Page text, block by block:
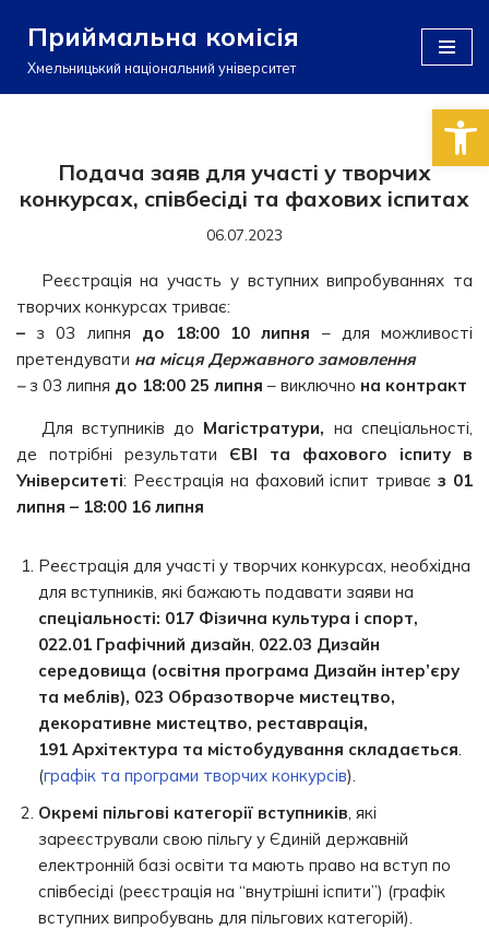
Перейти
Приймальна комісія
Хмельницький національний університет
Подача заяв для участі у творчих
конкурсах, співбесіді та фахових іспитах
06.07.2023
Реєстрація на участь у вступних випробуваннях та
творчих конкурсах триває:
– з 03 липня до 18:00 10 липня – для можливості
претендувати на місця Державного замовлення
– з 03 липня до 18:00 25 липня – виключно на контракт
Для вступників до Магістратури, на спеціальності,
де потрібні результати ЄВІ та фахового іспиту в
Університеті: Реєстрація на фаховий іспит триваєз 01
липня – 18:00 16 липня
Реєстрація для участі у творчих конкурсах, необхідна
для вступників, які бажають подавати заяви на
спеціальності: 017 Фізична культура і спорт,
022.01 Графічний дизайн, 022.03 Дизайн
середовища (освітня програма Дизайн інтер’єру
та меблів), 023 Образотворче мистецтво,
декоративне мистецтво, реставрація,
191 Архітектура та містобудування складається.
(графік та програми творчих конкурсів).
Окремі пільгові категорії вступників, які
зареєстрували свою пільгу у Єдиній державній
електронній базі освіти та мають право на вступ по
співбесіді (реєстрація на “внутрішні іспити”) (графік
вступних випробувань для пільгових категорій).